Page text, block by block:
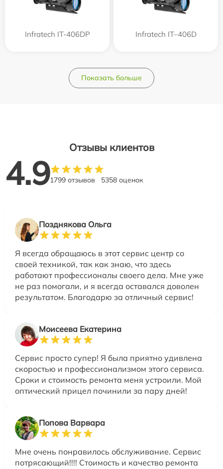
Infratech IT-406DP Infratech IT–406D
Показать больше
Отзывы клиентов
4.91799 отзывов 5358 оценок
Позднякова Ольга
Я всегда обращаюсь в этот сервис центр со
своей техникой, так как знаю, что здесь
работают профессионалы своего дела. Мне уже
не раз помогали, и я всегда оставался доволен
результатом. Благодарю за отличный сервис!
Моисеева Екатерина
Сервис просто супер! Я была приятно удивлена
скоростью и профессионализмом этого сервиса.
Сроки и стоимость ремонта меня устроили. Мой
оптический прицел починили за пару дней!
Попова Варвара
Мне очень понравилось обслуживание. Сервис
потрясающий!!!! Стоимость и качество ремонта